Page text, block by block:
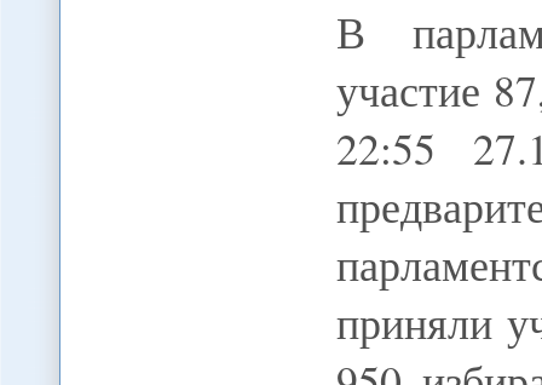
В
участие
22:55
приняли